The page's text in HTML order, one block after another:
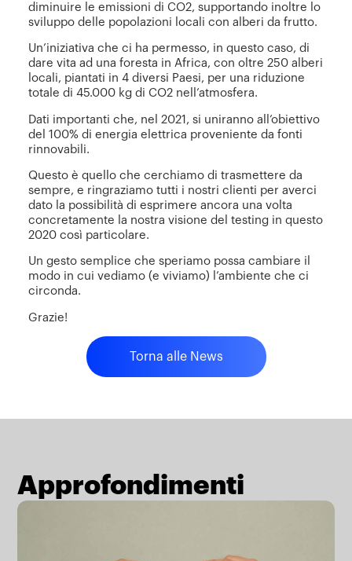
diminuire le emissioni di CO2, supportando inoltre lo
sviluppo delle popolazioni locali con alberi da frutto.
Un’iniziativa che ci ha permesso, in questo caso, di
dare vita ad una foresta in Africa, con oltre 250 alberi
locali, piantati in 4 diversi Paesi, per una riduzione
totale di 45.000 kg di CO2 nell’atmosfera.
Dati importanti che, nel 2021, si uniranno all’obiettivo
del 100% di energia elettrica proveniente da fonti
rinnovabili.
Questo è quello che cerchiamo di trasmettere da
sempre, e ringraziamo tutti i nostri clienti per averci
dato la possibilità di esprimere ancora una volta
concretamente la nostra visione del testing in questo
2020 così particolare.
Un gesto semplice che speriamo possa cambiare il
modo in cui vediamo (e viviamo) l’ambiente che ci
circonda.
Grazie!
Torna alle News
Approfondimenti